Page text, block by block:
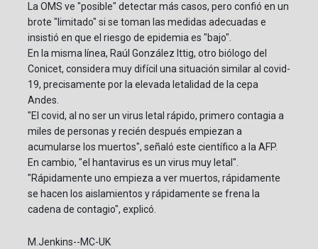
La OMS ve "posible" detectar más casos, pero confió en un
brote "limitado" si se toman las medidas adecuadas e
insistió en que el riesgo de epidemia es "bajo".
En la misma línea, Raúl González Ittig, otro biólogo del
Conicet, considera muy difícil una situación similar al covid-
19, precisamente por la elevada letalidad de la cepa
Andes.
"El covid, al no ser un virus letal rápido, primero contagia a
miles de personas y recién después empiezan a
acumularse los muertos", señaló este científico a la AFP.
En cambio, "el hantavirus es un virus muy letal".
"Rápidamente uno empieza a ver muertos, rápidamente
se hacen los aislamientos y rápidamente se frena la
cadena de contagio", explicó.
M.Jenkins--MC-UK